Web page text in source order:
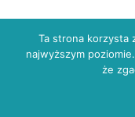
Ta strona korzysta
najwyższym
że